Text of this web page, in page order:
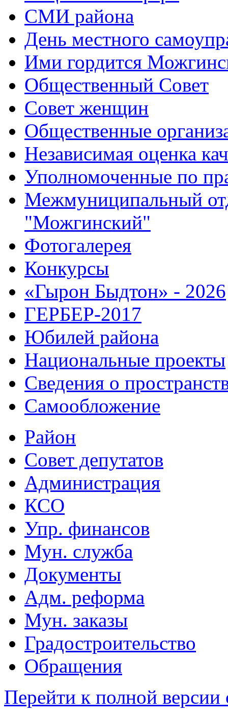
СМИ района
День местного
Ими гордится
Общественный Совет
Совет женщин
Общественные
Независимая оценка
Уполномоченные по
Межмуниципальный
"Можгинский"
Фотогалерея
Конкурсы
«Гырон Быдтон» - 2026
ГЕРБЕР-2017
Юбилей района
Национальные проекты
Сведения о
Самообложение
Район
Совет депутатов
Администрация
КСО
Упр. финансов
Мун. служба
Документы
Адм. реформа
Мун. заказы
Градостроительство
Обращения
Перейти к полной версии